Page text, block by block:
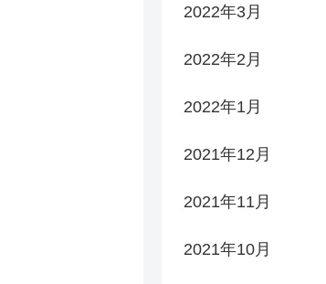
2022年3月
2022年2月
2022年1月
2021年12月
2021年11月
2021年10月